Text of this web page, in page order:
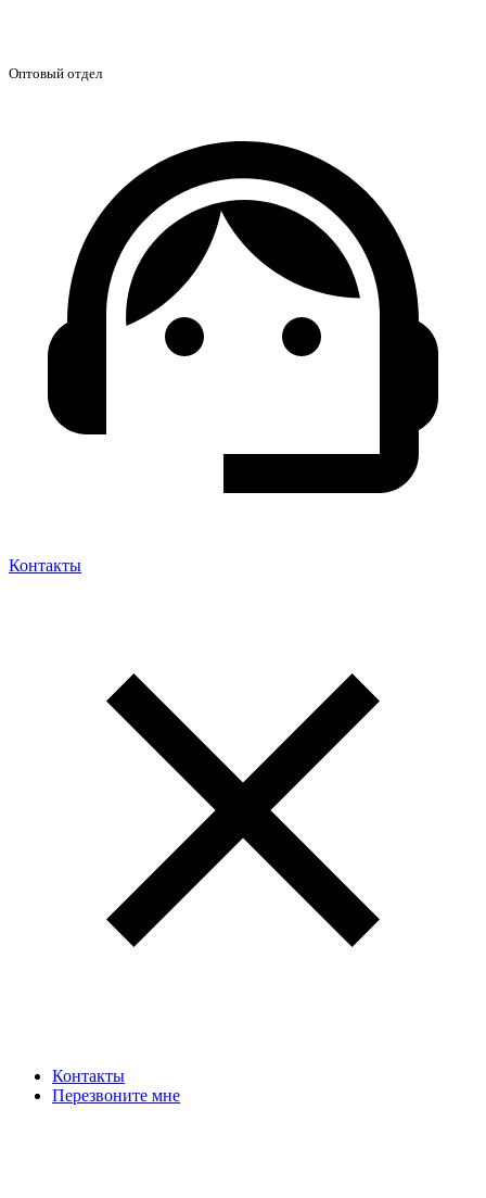
Оптовый отдел
Контакты
Контакты
Перезвоните мне